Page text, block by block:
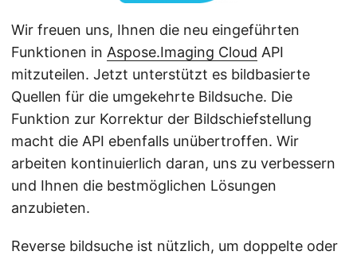
Wir freuen uns, Ihnen die neu eingeführten
Funktionen in Aspose.Imaging Cloud API
mitzuteilen. Jetzt unterstützt es bildbasierte
Quellen für die umgekehrte Bildsuche. Die
Funktion zur Korrektur der Bildschiefstellung
macht die API ebenfalls unübertroffen. Wir
arbeiten kontinuierlich daran, uns zu verbessern
und Ihnen die bestmöglichen Lösungen
anzubieten.
Reverse bildsuche ist nützlich, um doppelte oder